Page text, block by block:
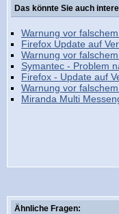
Das könnte Sie auch
Warnung vor
Firefox Update auf
Warnung vor
Symantec - Problem
Firefox - Update auf
Warnung vor
Miranda Multi
Ähnliche Fragen: